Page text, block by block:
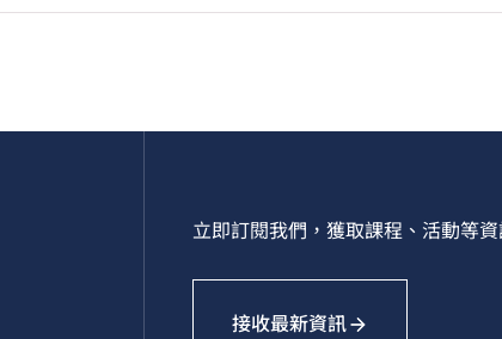
立即訂閱我們，獲取課程、活動等資
接收最新資訊